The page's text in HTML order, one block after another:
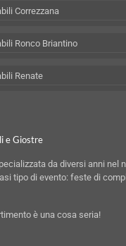
Correzzana
Ronco Briantino
Renate
e Giostre
da diversi anni nel
tipo di evento: feste di
è una cosa seria!